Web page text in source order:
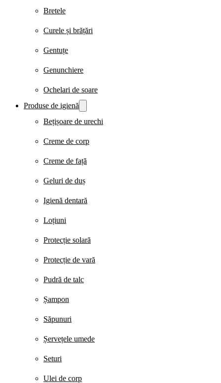
Bretele
Curele și brățări
Gentuțe
Genunchiere
Ochelari de soare
Produse de igienă
Bețișoare de urechi
Creme de corp
Creme de față
Geluri de duș
Igienă dentară
Loțiuni
Protecție solară
Protecție de vară
Pudră de talc
Șampon
Săpunuri
Șervețele umede
Seturi
Ulei de corp